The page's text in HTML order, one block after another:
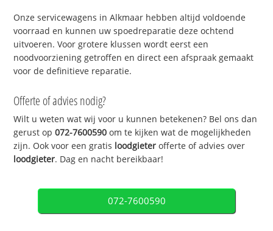
Onze servicewagens in Alkmaar hebben altijd voldoende
voorraad en kunnen uw spoedreparatie deze ochtend
uitvoeren. Voor grotere klussen wordt eerst een
noodvoorziening getroffen en direct een afspraak gemaakt
voor de definitieve reparatie.
Offerte of advies nodig?
Wilt u weten wat wij voor u kunnen betekenen? Bel ons dan
gerust op072-7600590 om te kijken wat de mogelijkheden
zijn. Ook voor een gratis loodgieter offerte of advies over
loodgieter. Dag en nacht bereikbaar!
072-7600590